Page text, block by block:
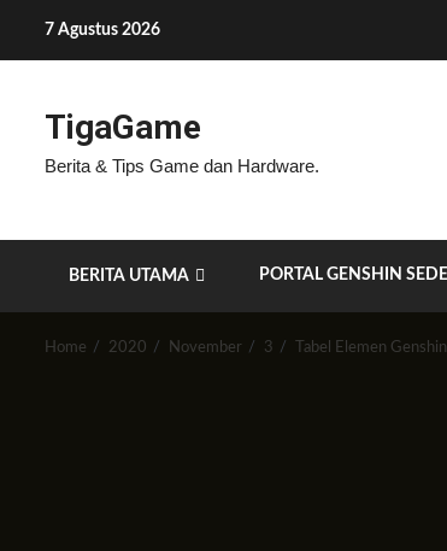
content
7 Agustus 2026
TigaGame
Berita & Tips Game dan Hardware.
BERITA UTAMA PORTAL GENSHIN
Home 2020 November 3 Tabel Elemen